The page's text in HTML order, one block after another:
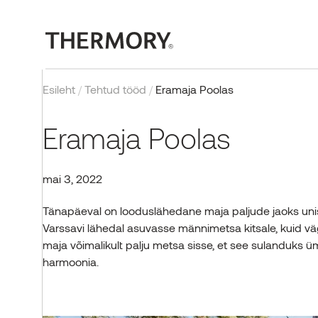
VÄLITOOTED
Voodrilauad
Terrassilauad
Vaata tooteid
SISETOOTED
Sisevoodrilauad
Põrandad
MEIE TEHNOLOOGIAD
Termotöötlus
Tuletõkketöötlusega puit
SERTIFIKAADIAD
Sertifikaadid ja testimine
TEHTUD TÖÖD
Kõik tehtud tööd
INSPIRATSIOONIKS
Pildigalerii
BLOGI
Sisetooted
Välistooted
ETTEVÕTE
Meist
Miks Thermory?
SÜNDMUSED JA
Thermory Design Awards
Norway Grants
Esileht / Tehtud tööd / Eramaja Poolas
Eramaja Poolas
mai 3, 2022
Tänapäeval on looduslähedane maja paljude jaoks
Varssavi lähedal asuvasse männimetsa kitsale, kuid
maja võimalikult palju metsa sisse, et see sulanduks
harmoonia.